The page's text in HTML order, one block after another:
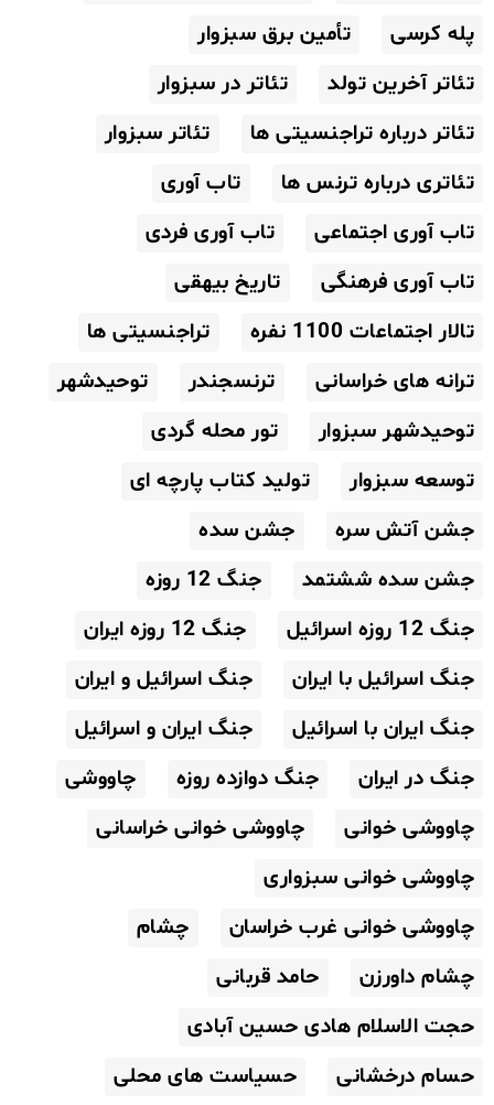
پله کرسی
تأمین برق سبزوار
تئاتر آخرین تولد
تئاتر در سبزوار
تئاتر درباره تراجنسیتی ها
تئاتر سبزوار
تئاتری درباره ترنس ها
تاب آوری
تاب آوری اجتماعی
تاب آوری فردی
تاب آوری فرهنگی
تاریخ بیهقی
تالار اجتماعات 1100 نفره
تراجنسیتی ها
ترانه های خراسانی
ترنسجندر
توحیدشهر
توحیدشهر سبزوار
تور محله گردی
توسعه سبزوار
تولید کتاب پارچه ای
جشن آتش سره
جشن سده
جشن سده ششتمد
جنگ 12 روزه
جنگ 12 روزه اسرائیل
جنگ 12 روزه ایران
جنگ اسرائیل با ایران
جنگ اسرائیل و ایران
جنگ ایران با اسرائیل
جنگ ایران و اسرائیل
جنگ در ایران
جنگ دوازده روزه
چاووشی
چاووشی خوانی
چاووشی خوانی خراسانی
چاووشی خوانی سبزواری
چاووشی خوانی غرب خراسان
چشام
چشام داورزن
حامد قربانی
حجت الاسلام هادی حسین آبادی
حسام درخشانی
حسیاست های محلی